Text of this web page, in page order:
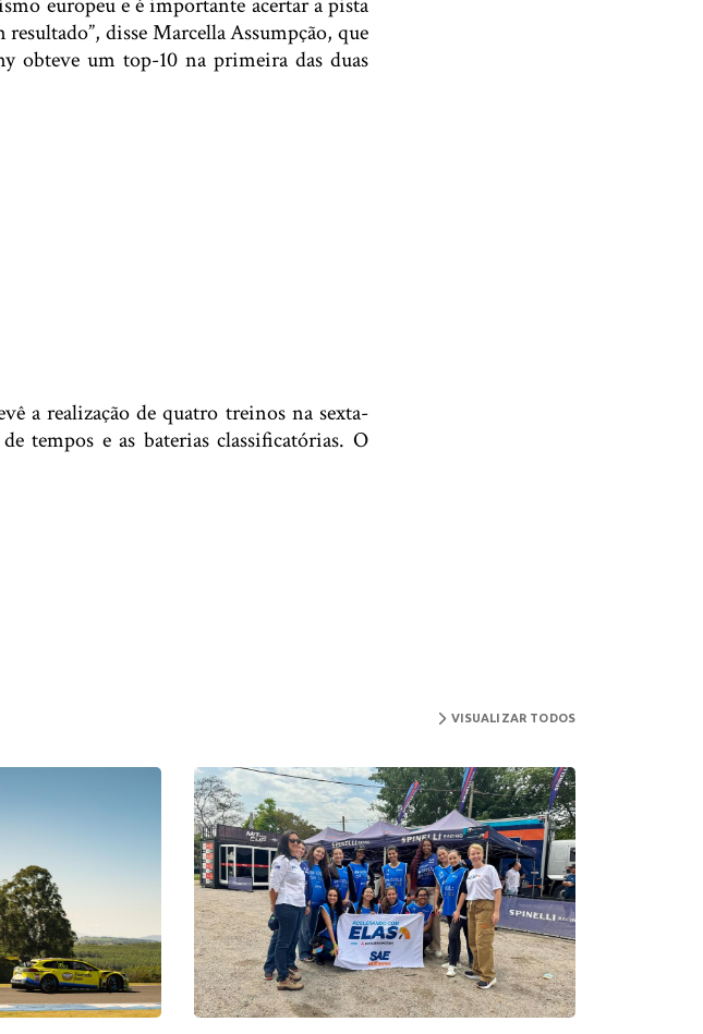
disse Marcella Assumpção, que
obteve um top-10 na primeira das duas
a realização de quatro treinos na sexta-
tempos e as baterias classificatórias. O
VISUALIZAR TODOS